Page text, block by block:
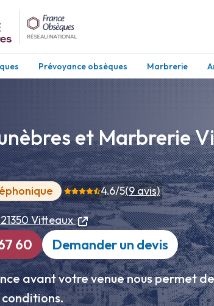
Prévoyance obsèques Marbrerie
et Marbrerie
4.6/5(9avis)
21350 Vitteaux
60 Demander un devis
avant votre venue nous permet
conditions.